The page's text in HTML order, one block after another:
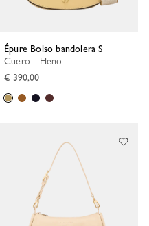
Épure Bolso bandolera S
Cuero - Heno
€ 390,00